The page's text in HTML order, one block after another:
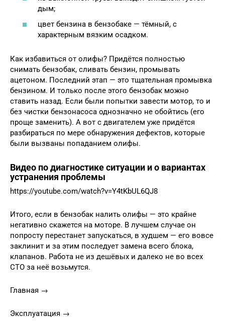
дым;
цвет бензина в бензобаке — тёмный, с
характерным вязким осадком.
Как избавиться от олифы? Придётся полностью
снимать бензобак, сливать бензин, промывать
ацетоном. Последний этап — это тщательная промывка
бензином. И только после этого бензобак можно
ставить назад. Если были попытки завести мотор, то и
без чистки бензонасоса однозначно не обойтись (его
проще заменить). А вот с двигателем уже придётся
разбираться по мере обнаружения дефектов, которые
были вызваны попаданием олифы.
Видео по диагностике ситуации и о вариантах
устранения проблемы
https://youtube.com/watch?v=Y4tKbUL6QJ8
Итого, если в бензобак налить олифы — это крайне
негативно скажется на моторе. В лучшем случае он
попросту перестанет запускаться, в худшем — его вовсе
заклинит и за этим последует замена всего блока,
клапанов. Работа не из дешёвых и далеко не во всех
СТО за неё возьмутся.
Главная →
Эксплуатация →